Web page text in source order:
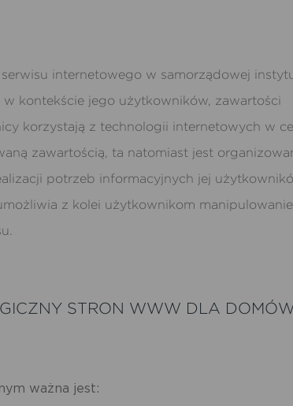
internetowego w samorządowej
kontekście jego użytkowników, zawartości
korzystają z technologii internetowych w
zawartością, ta natomiast jest
potrzeb informacyjnych jej
z kolei użytkownikom manipulowanie
STRON WWW DLA
ważna jest: